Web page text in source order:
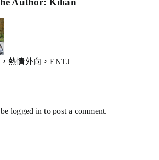
熱情外向，ENTJ
logged in to post a comment.